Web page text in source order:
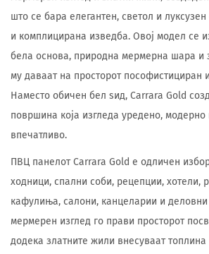
што се бара елегантен, светол и
и комплицирана изведба. Овој модел се
бела основа, природна мермерна шара и
му даваат на просторот пософистициран
Наместо обичен бел ѕид, Carrara Gold
површина која изгледа уредено, модерно
впечатливо.
ПВЦ панелот Carrara Gold е одличен
ходници, спални соби, рецепции, хотели,
кафулиња, салони, канцеларии и деловни
мермерен изглед го прави просторот
додека златните жили внесуваат топлина